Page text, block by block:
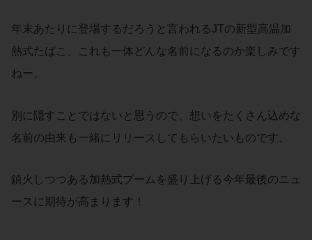
年末あたりに登場するだろうと言われるJTの新型高温加
熱式たばこ、これも一体どんな名前になるのか楽しみです
ねー。
別に隠すことではないと思うので、想いをたくさん込めな
名前の由来も一緒にリリースしてもらいたいものです。
鎮火しつつある加熱式ブームを盛り上げる今年最後のニュ
ースに期待が高まります！